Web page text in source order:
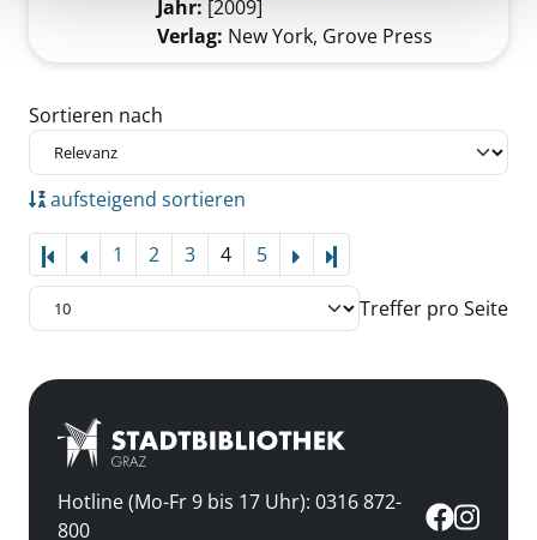
Jahr: [2009]
Verlag: New York, Grove Press
Zu den Suchfiltern springen
Sortieren nach
aufsteigend sortieren
1 2 3 4 5
Treffer pro Seite
Hotline (Mo-Fr 9 bis 17 Uhr): 0316 872-
800